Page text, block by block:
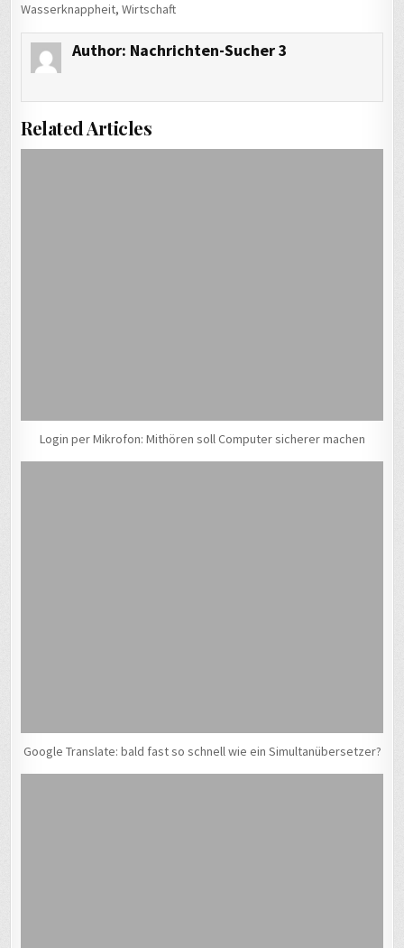
Wasserknappheit,Wirtschaft
Author: Nachrichten-Sucher 3
Related Articles
Login per Mikrofon: Mithören soll Computer sicherer machen
Google Translate: bald fast so schnell wie ein Simultanübersetzer?